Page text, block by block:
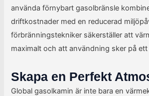
använda förnybart gasolbränsle
driftkostnader med en reducerad
förbränningstekniker säkerställer att
maximalt och att användning sker på
Skapa en Perfekt
Global gasolkamin är inte bara en